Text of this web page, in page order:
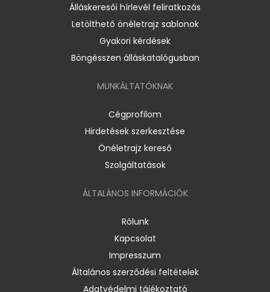
Álláskeresői hírlevél feliratkozás
Letölthető önéletrajz sablonok
Gyakori kérdések
Böngésszen álláskatalógusban
MUNKÁLTATÓKNAK
Cégprofilom
Hirdetések szerkesztése
Önéletrajz kereső
Szolgáltatások
ÁLTALÁNOS INFORMÁCIÓK
Rólunk
Kapcsolat
Impresszum
Általános szerződési feltételek
Adatvédelmi tájékoztató